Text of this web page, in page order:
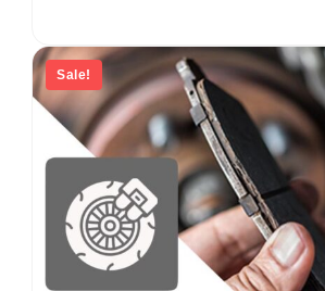
Sale!